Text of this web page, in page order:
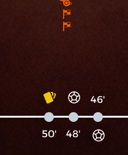
'46
'48
'50